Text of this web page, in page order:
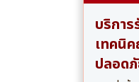
บริกา
เทคนิค
ปลอด